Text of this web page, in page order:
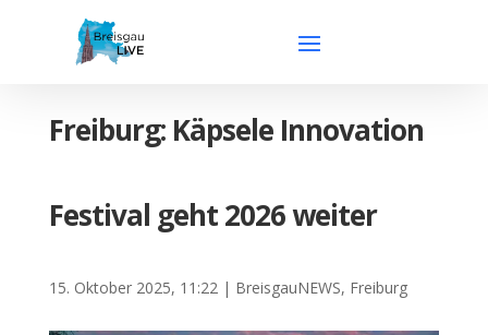
Freiburg: Käpsele Innovation
Festival geht 2026 weiter
15. Oktober 2025, 11:22| BreisgauNEWS, Freiburg